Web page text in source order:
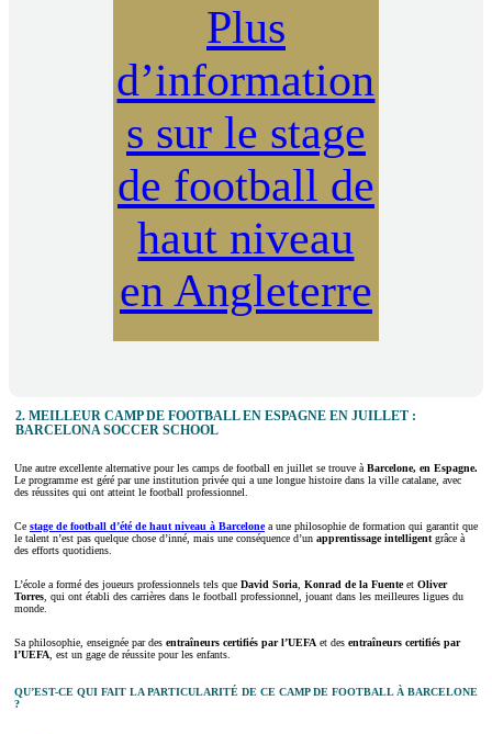
Plus
d’information
s sur le stage
de football de
haut niveau
en Angleterre
2. MEILLEUR CAMP DE FOOTBALL EN ESPAGNE EN JUILLET :
BARCELONA SOCCER SCHOOL
Une autre excellente alternative pour les camps de football en juillet se trouve à Barcelone, en Espagne.
Le programme est géré par une institution privée qui a une longue histoire dans la ville catalane, avec
des réussites qui ont atteint le football professionnel.
Ce stage de football d’été de haut niveau à Barcelonea une philosophie de formation qui garantit que
le talent n’est pas quelque chose d’inné, mais une conséquence d’un apprentissage intelligent grâce à
des efforts quotidiens.
L’école a formé des joueurs professionnels tels que David Soria Konrad de la Fuenteet Oliver
Torres , qui ont établi des carrières dans le football professionnel, jouant dans les meilleures ligues du
monde.
Sa philosophie, enseignée par des entraîneurs certifiés par l’UEFA et des entraîneurs certifiés par
l’UEFA , est un gage de réussite pour les enfants.
QU’EST-CE QUI FAIT LA PARTICULARITÉ DE CE CAMP DE FOOTBALL À BARCELONE
?